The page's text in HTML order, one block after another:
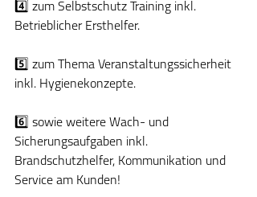
4️⃣ zum Selbstschutz Training inkl.
Betrieblicher Ersthelfer.
5️⃣ zum Thema Veranstaltungssicherheit
inkl. Hygienekonzepte.
6️⃣ sowie weitere Wach- und
Sicherungsaufgaben inkl.
Brandschutzhelfer, Kommunikation und
Service am Kunden!